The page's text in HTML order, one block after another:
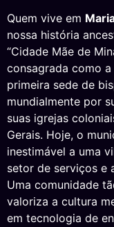
Quem vive em
nossa história
“Cidade Mãe de
consagrada como
primeira sede de
mundialmente por
suas igrejas
Gerais. Hoje, o
inestimável a uma
setor de serviços e
Uma comunidade
valoriza a cultura
em tecnologia de